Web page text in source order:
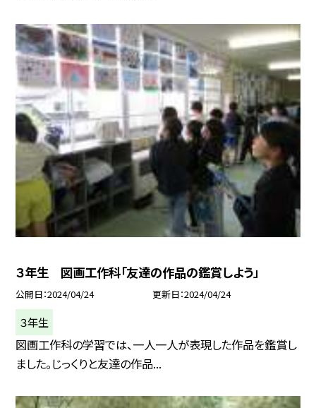
３年生 図画工作科「友達の作品の鑑賞しよう」
公開日 2024/04/24 更新日 2024/04/24
３年生
図画工作科の学習では、一人一人が表現した作品を鑑賞し
ました。じっくりと友達の作品...